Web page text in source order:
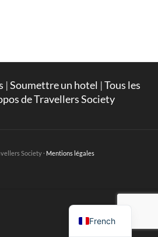
|Soumettre un hotel |Tous les
de Travellers Society
Society · Mentions légales
French